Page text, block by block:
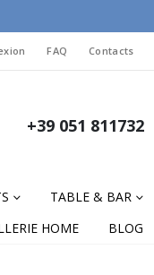
FAQ Contacts
+39 051 811732
TABLE & BAR
HOME BLOG